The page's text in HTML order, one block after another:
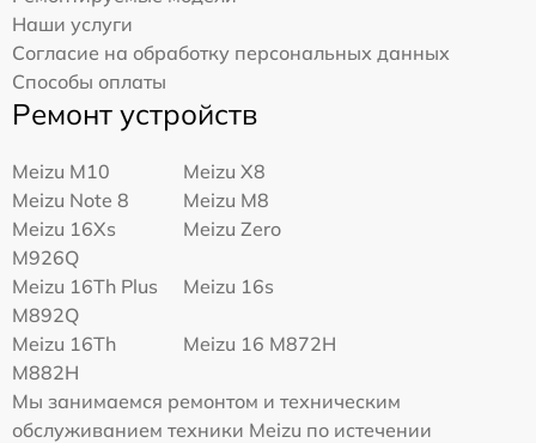
Наши услуги
Согласие на обработку персональных данных
Способы оплаты
Ремонт устройств
Meizu M10
Meizu X8
Meizu Note 8
Meizu M8
Meizu 16Xs
M926Q
Meizu Zero
Meizu 16Th Plus
M892Q
Meizu 16s
Meizu 16Th
M882H
Meizu 16 M872H
Мы занимаемся ремонтом и техническим
обслуживанием техники Meizu по истечении